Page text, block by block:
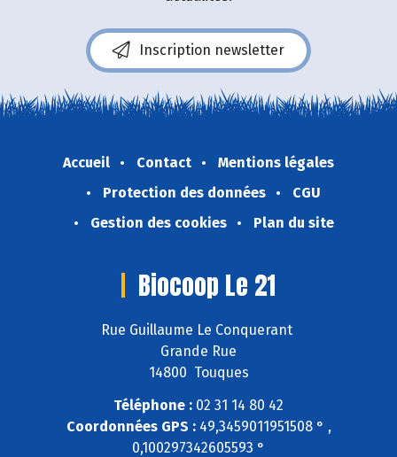
Inscription newsletter
Accueil Contact
Mentions légales
Protection des données
CGU
Gestion des cookies
Plan du site
Biocoop Le 21
Rue Guillaume Le Conquerant
Grande Rue
14800 Touques
Téléphone : 02 31 14 80 42
Coordonnées GPS :49,3459011951508 ° ,
0,100297342605593 °